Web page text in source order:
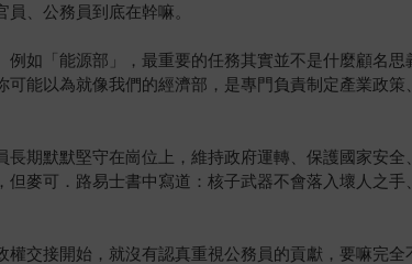
、公務員到底在幹嘛。
如「能源部」，最重要的任務其實並不是什麼顧名
能以為就像我們的經濟部，是專門負責制定產業政
期默默堅守在崗位上，維持政府運轉、保護國家安
麥可．路易士書中寫道：核子武器不會落入壞人之
交接開始，就沒有認真重視公務員的貢獻，要嘛完